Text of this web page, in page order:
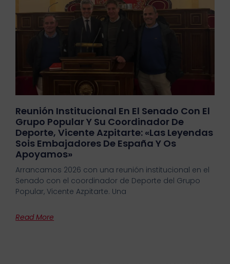
Reunión Institucional En El Senado Con El
Grupo Popular Y Su Coordinador De
Deporte, Vicente Azpitarte: «Las Leyendas
Sois Embajadores De España Y Os
Apoyamos»
Arrancamos 2026 con una reunión institucional en el
Senado con el coordinador de Deporte del Grupo
Popular, Vicente Azpitarte. Una
Read More